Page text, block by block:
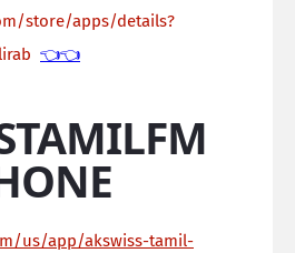
store/apps/details?
👈👈
us/app/akswiss-tamil-